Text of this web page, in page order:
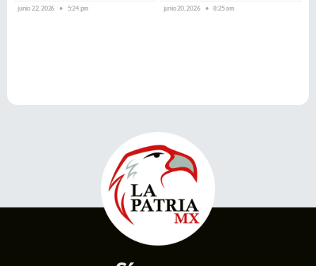
junio 22, 2026 5:24 pm junio 20, 2026 8:25 am